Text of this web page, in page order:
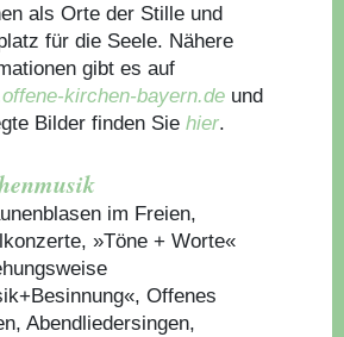
als Orte der Stille und
für die Seele. Nähere
gibt es auf
kirchen-bayern.de und
Bilder finden Sie hier.
im Freien,
»Töne + Worte«
Offenes
Abendliedersingen,